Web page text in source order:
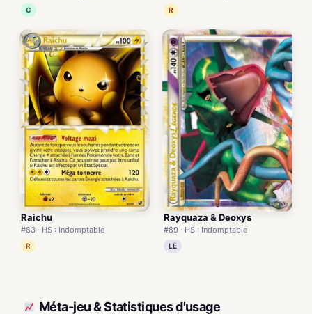
C R
Raichu
#83 · HS : Indomptable
R
Rayquaza & Deoxys
#89 · HS : Indomptable
LÉ
Méta-jeu & Statistiques d'usage